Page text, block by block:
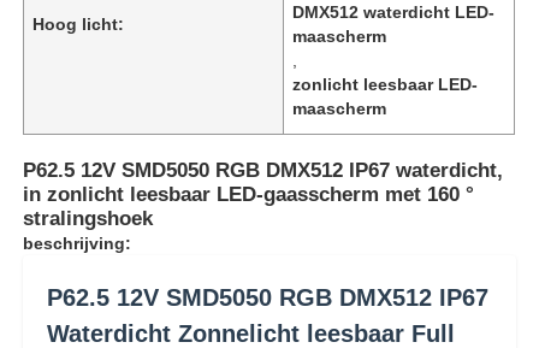
Hoog licht:
DMX512 waterdicht LED-
maascherm
zonlicht leesbaar LED-
maascherm
P62.5 12V SMD5050 RGB DMX512 IP67 waterdicht,
in zonlicht leesbaar LED-gaasscherm met 160 °
stralingshoek
beschrijving:
P62.5 12V SMD5050 RGB DMX512 IP67
Waterdicht Zonnelicht leesbaar Full